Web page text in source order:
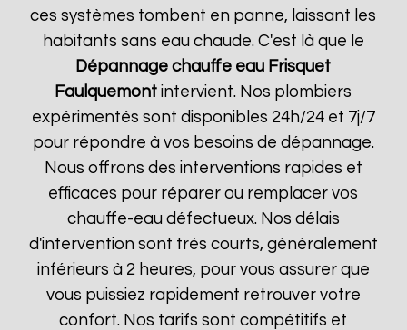
ces systèmes tombent en panne, laissant les
habitants sans eau chaude. C'est là que le
Dépannage chauffe eau Frisquet
Faulquemont intervient. Nos plombiers
expérimentés sont disponibles 24h/24 et 7j/7
pour répondre à vos besoins de dépannage.
Nous offrons des interventions rapides et
efficaces pour réparer ou remplacer vos
chauffe-eau défectueux. Nos délais
d'intervention sont très courts, généralement
inférieurs à 2 heures, pour vous assurer que
vous puissiez rapidement retrouver votre
confort. Nos tarifs sont compétitifs et